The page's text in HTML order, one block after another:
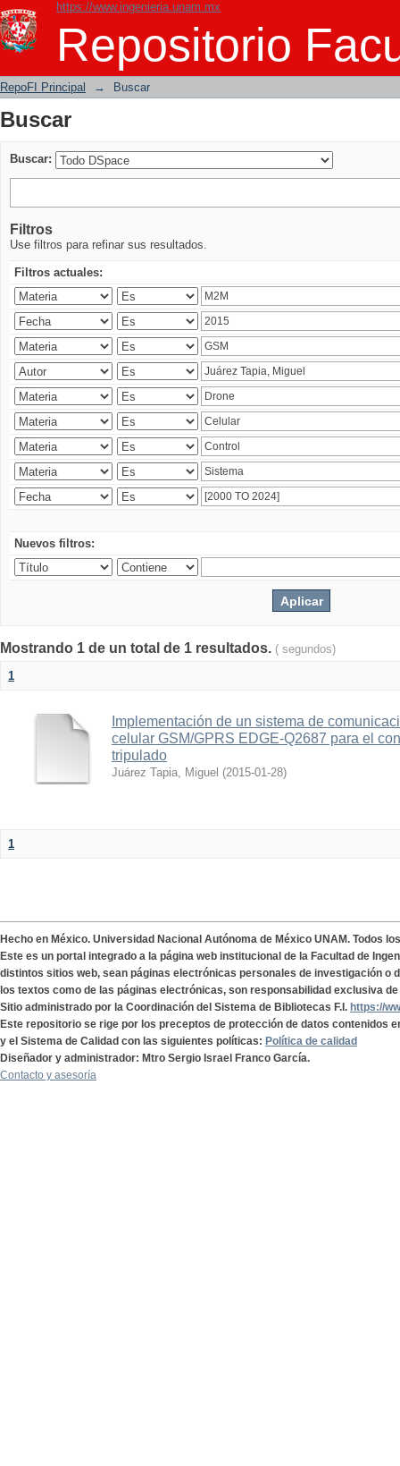
https://www.ingenieria.unam.mx
Repositorio
Buscar
RepoFI Principal → Buscar
Buscar
Buscar:
Filtros
Use filtros para refinar sus resultados.
Filtros actuales:
Nuevos filtros:
Mostrando 1 de un total de 1 resultados. ( segundos)
1
Implementación de un sistema de
celular GSM/GPRS EDGE-Q2687 para el
tripulado
Juárez Tapia, Miguel (2015-01-28)
1
Hecho en México. Universidad Nacional Autónoma de México UNAM. Todos
Este es un portal integrado a la página web institucional de la Facultad de
distintos sitios web, sean páginas electrónicas personales de investigación o
los textos como de las páginas electrónicas, son responsabilidad exclusiva
Sitio administrado por la Coordinación del Sistema de Bibliotecas F.I. https://
Este repositorio se rige por los preceptos de protección de datos contenidos
y el Sistema de Calidad con las siguientes políticas: Política de calidad
Diseñador y administrador: Mtro Sergio Israel Franco García.
Contacto y asesoría